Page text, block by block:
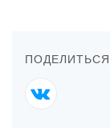
ПОДЕЛИТЬСЯ